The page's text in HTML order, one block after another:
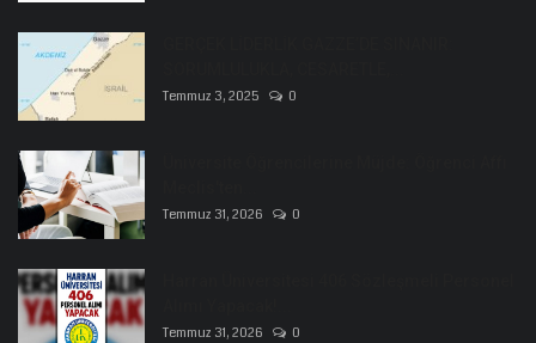
Temmuz 3, 2025 0
Temmuz 31, 2026 0
Temmuz 31, 2026 0